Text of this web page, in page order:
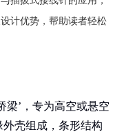
计优势，帮助读者轻松
梁’，专为高空或悬空
壳组成，条形结构